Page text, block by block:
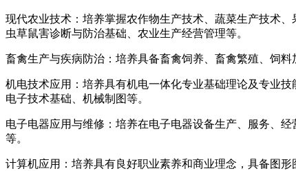
现代农业技术：培养掌握农作物生产技术、蔬菜生产技术
虫草鼠害诊断与防治基础、农业生产经营管理等。
畜禽生产与疾病防治：培养具备畜禽饲养、畜禽繁殖、饲
机电技术应用：培养具有机电一体化专业基础理论及专业
电子技术基础、机械制图等。
电子电器应用与维修：培养在电子电器设备生产、服务、
等。
计算机应用：培养具有良好职业素养和商业理念，具备图